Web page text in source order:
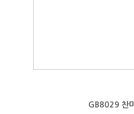
GB8029 찬미